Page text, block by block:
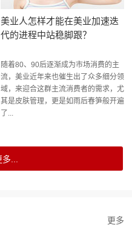
美业人怎样才能在美业加速迭
代的进程中站稳脚跟？
随着80、90后逐渐成为市场消费的主
流，美业近年来也催生出了众多细分领
域，来迎合这群主流消费者的需求，尤
其是皮肤管理，更是如雨后春笋般开遍
了...